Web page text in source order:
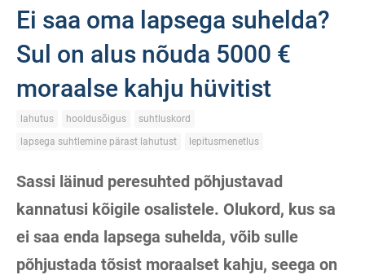
Ei saa oma lapsega suhelda?
Sul on alus nõuda 5000 €
moraalse kahju hüvitist
lahutus hooldusõigus
suhtluskord
lapsega suhtlemine pärast lahutust
lepitusmenetlus
Sassi läinud peresuhted põhjustavad
kannatusi kõigile osalistele. Olukord, kus sa
ei saa enda lapsega suhelda, võib sulle
põhjustada tõsist moraalset kahju, seega on